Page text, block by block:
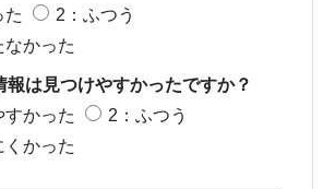
た
2：ふつう
かった
報は見つけやすかったですか？
すかった
2：ふつう
かった